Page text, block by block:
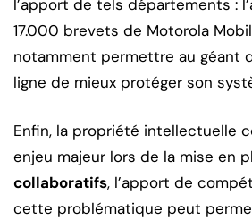
l’apport de tels départements :
17.000 brevets de Motorola
notamment permettre au géant
ligne de mieux protéger son
Enfin, la propriété intellectuelle
enjeu majeur lors de la mise en
collaboratifs, l’apport de
cette problématique peut